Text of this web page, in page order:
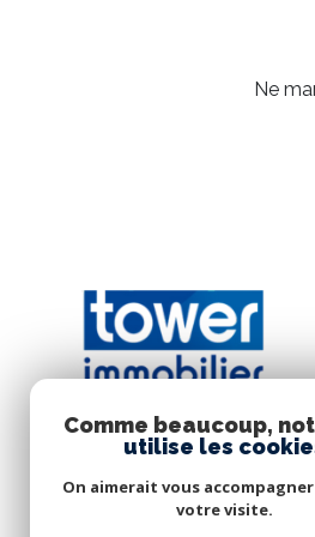
Ne
Comme beaucoup,
utilise les
On aimerait vous
votre visite.